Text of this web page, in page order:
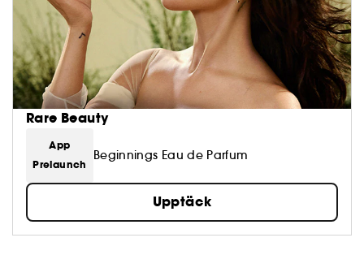
Rare Beauty
App
Prelaunch
Beginnings Eau de Parfum
Upptäck